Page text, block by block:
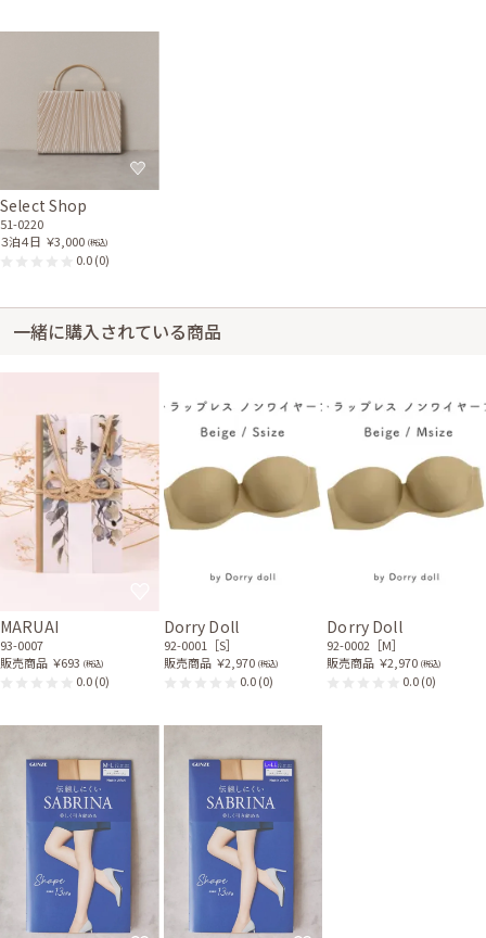
Select Shop
51-0220
３泊４日 ￥3,000 (税込)
0.0(0)
一緒に購入されている商品
MARUAI
93-0007
販売商品 ￥693 (税込)
0.0(0)
Dorry Doll
92-0001［S］
販売商品 ￥2,970 (税込)
0.0(0)
Dorry Doll
92-0002［M］
販売商品 ￥2,970 (税込)
0.0(0)